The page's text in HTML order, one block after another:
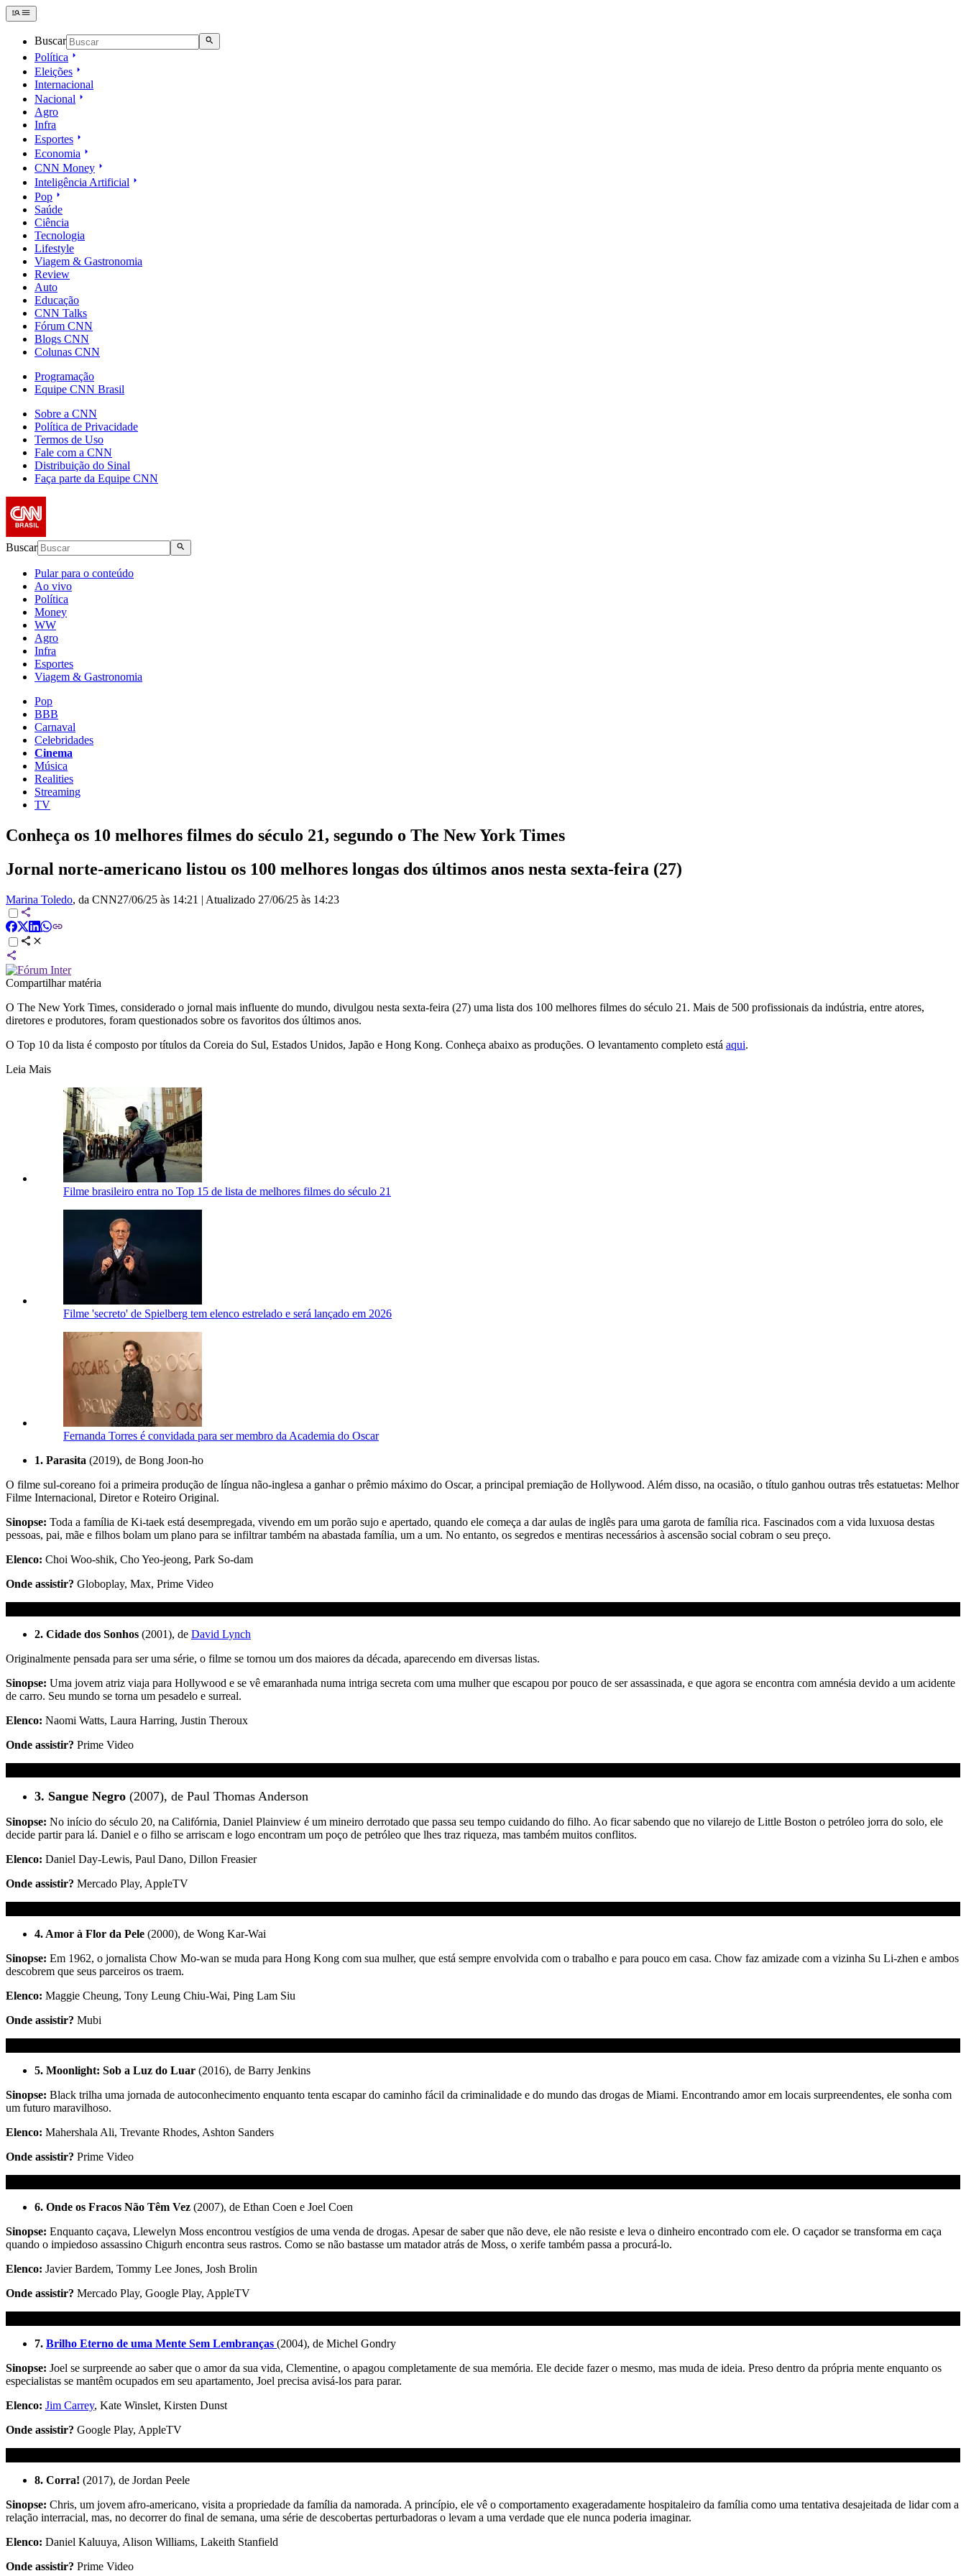
Buscar
Política
Eleições
Internacional
Nacional
Agro
Infra
Esportes
Economia
CNN Money
Inteligência Artificial
Pop
Saúde
Ciência
Tecnologia
Lifestyle
Viagem & Gastronomia
Review
Auto
Educação
CNN Talks
Fórum CNN
Blogs CNN
Colunas CNN
Programação
Equipe CNN Brasil
Sobre a CNN
Política de Privacidade
Termos de Uso
Fale com a CNN
Distribuição do Sinal
Faça parte da Equipe CNN
Buscar
Pular para o conteúdo
Ao vivo
Política
Money
WW
Agro
Infra
Esportes
Viagem & Gastronomia
Pop
BBB
Carnaval
Celebridades
Cinema
Música
Realities
Streaming
TV
Conheça os 10 melhores filmes do século 21, segundo o The New York Times
Jornal norte-americano listou os 100 melhores longas dos últimos anos nesta sexta-feira (27)
Marina Toledo, da CNN27/06/25 às 14:21 | Atualizado 27/06/25 às 14:23
Compartilhar matéria
O The New York Times, considerado o jornal mais influente do mundo, divulgou nesta sexta-feira (27) uma lista dos 100 melhores filmes do século 21. Mais de 500 profissionais da indústria, entre atores,
diretores e produtores, foram questionados sobre os favoritos dos últimos anos.
O Top 10 da lista é composto por títulos da Coreia do Sul, Estados Unidos, Japão e Hong Kong. Conheça abaixo as produções. O levantamento completo está aqui.
Leia Mais
Filme brasileiro entra no Top 15 de lista de melhores filmes do século 21
Filme 'secreto' de Spielberg tem elenco estrelado e será lançado em 2026
Fernanda Torres é convidada para ser membro da Academia do Oscar
1. Parasita (2019), de Bong Joon-ho
O filme sul-coreano foi a primeira produção de língua não-inglesa a ganhar o prêmio máximo do Oscar, a principal premiação de Hollywood. Além disso, na ocasião, o título ganhou outras três estatuetas: Melhor
Filme Internacional, Diretor e Roteiro Original.
Sinopse: Toda a família de Ki-taek está desempregada, vivendo em um porão sujo e apertado, quando ele começa a dar aulas de inglês para uma garota de família rica. Fascinados com a vida luxuosa destas
pessoas, pai, mãe e filhos bolam um plano para se infiltrar também na abastada família, um a um. No entanto, os segredos e mentiras necessários à ascensão social cobram o seu preço.
Elenco: Choi Woo-shik, Cho Yeo-jeong, Park So-dam
Onde assistir? Globoplay, Max, Prime Video
2. Cidade dos Sonhos (2001), de David Lynch
Originalmente pensada para ser uma série, o filme se tornou um dos maiores da década, aparecendo em diversas listas.
Sinopse: Uma jovem atriz viaja para Hollywood e se vê emaranhada numa intriga secreta com uma mulher que escapou por pouco de ser assassinada, e que agora se encontra com amnésia devido a um acidente
de carro. Seu mundo se torna um pesadelo e surreal.
Elenco: Naomi Watts, Laura Harring, Justin Theroux
Onde assistir? Prime Video
3. Sangue Negro (2007), de Paul Thomas Anderson
Sinopse: No início do século 20, na Califórnia, Daniel Plainview é um mineiro derrotado que passa seu tempo cuidando do filho. Ao ficar sabendo que no vilarejo de Little Boston o petróleo jorra do solo, ele
decide partir para lá. Daniel e o filho se arriscam e logo encontram um poço de petróleo que lhes traz riqueza, mas também muitos conflitos.
Elenco: Daniel Day-Lewis, Paul Dano, Dillon Freasier
Onde assistir? Mercado Play, AppleTV
4. Amor à Flor da Pele (2000), de Wong Kar-Wai
Sinopse: Em 1962, o jornalista Chow Mo-wan se muda para Hong Kong com sua mulher, que está sempre envolvida com o trabalho e para pouco em casa. Chow faz amizade com a vizinha Su Li-zhen e ambos
descobrem que seus parceiros os traem.
Elenco: Maggie Cheung, Tony Leung Chiu-Wai, Ping Lam Siu
Onde assistir? Mubi
5. Moonlight: Sob a Luz do Luar (2016), de Barry Jenkins
Sinopse: Black trilha uma jornada de autoconhecimento enquanto tenta escapar do caminho fácil da criminalidade e do mundo das drogas de Miami. Encontrando amor em locais surpreendentes, ele sonha com
um futuro maravilhoso.
Elenco: Mahershala Ali, Trevante Rhodes, Ashton Sanders
Onde assistir? Prime Video
6. Onde os Fracos Não Têm Vez (2007), de Ethan Coen e Joel Coen
Sinopse: Enquanto caçava, Llewelyn Moss encontrou vestígios de uma venda de drogas. Apesar de saber que não deve, ele não resiste e leva o dinheiro encontrado com ele. O caçador se transforma em caça
quando o impiedoso assassino Chigurh encontra seus rastros. Como se não bastasse um matador atrás de Moss, o xerife também passa a procurá-lo.
Elenco: Javier Bardem, Tommy Lee Jones, Josh Brolin
Onde assistir? Mercado Play, Google Play, AppleTV
7. Brilho Eterno de uma Mente Sem Lembranças (2004), de Michel Gondry
Sinopse: Joel se surpreende ao saber que o amor da sua vida, Clementine, o apagou completamente de sua memória. Ele decide fazer o mesmo, mas muda de ideia. Preso dentro da própria mente enquanto os
especialistas se mantêm ocupados em seu apartamento, Joel precisa avisá-los para parar.
Elenco: Jim Carrey, Kate Winslet, Kirsten Dunst
Onde assistir? Google Play, AppleTV
8. Corra! (2017), de Jordan Peele
Sinopse: Chris, um jovem afro-americano, visita a propriedade da família da namorada. A princípio, ele vê o comportamento exageradamente hospitaleiro da família como uma tentativa desajeitada de lidar com a
relação interracial, mas, no decorrer do final de semana, uma série de descobertas perturbadoras o levam a uma verdade que ele nunca poderia imaginar.
Elenco: Daniel Kaluuya, Alison Williams, Lakeith Stanfield
Onde assistir? Prime Video